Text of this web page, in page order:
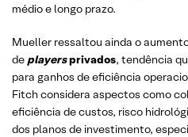
médio e longo prazo.
Mueller ressaltou ainda o
de playersprivados, tendência
para ganhos de eficiência
Fitch considera aspectos como
eficiência de custos, risco
dos planos de investimento,